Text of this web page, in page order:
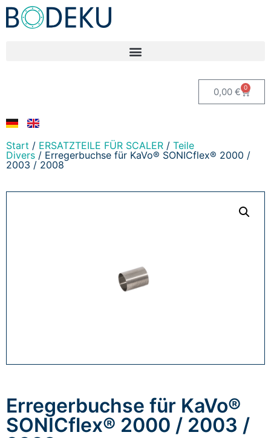
0,00 € 0
Start / ERSATZTEILE FÜR SCALER / Teile
Divers / Erregerbuchse für KaVo® SONICflex® 2000 /
2003 / 2008
Erregerbuchse für KaVo®
SONICflex® 2000 / 2003 /